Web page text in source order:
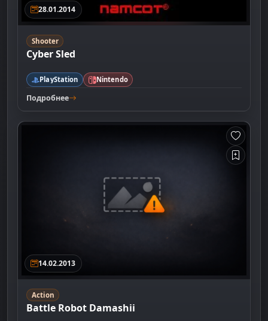
28.01.2014
Shooter
Cyber Sled
PlayStation Nintendo
Подробнее
14.02.2013
Action
Battle Robot Damashii